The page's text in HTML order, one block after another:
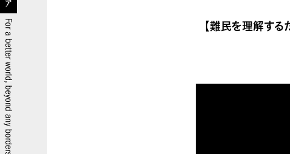
【難民を理解す